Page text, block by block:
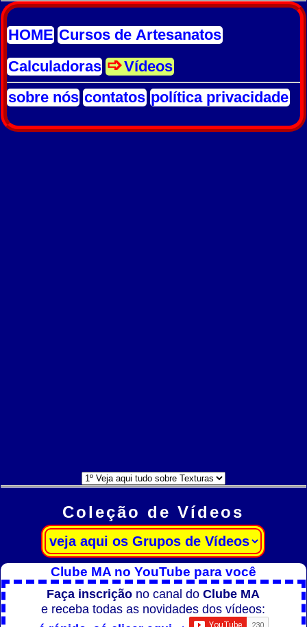
HOME Cursos de Artesanatos
Calculadoras
Vídeos
sobre nós contatos política privacidade
Coleção de Vídeos
Clube MA no YouTube para você
Faça inscrição no canal doClube MA
e receba todas as novidades dos vídeos: